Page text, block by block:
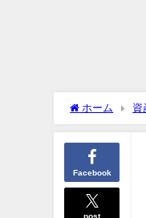
ホーム 資
Facebook
post